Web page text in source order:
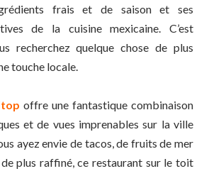
frais et de saison et ses
de la cuisine mexicaine. C’est
recherchez quelque chose de plus
touche locale.
offre une fantastique combinaison
et de vues imprenables sur la ville
ayez envie de tacos, de fruits de mer
plus raffiné, ce restaurant sur le toit